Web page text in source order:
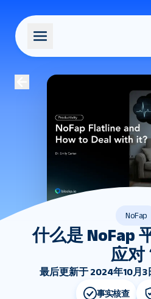
NoFap
什么是 NoFap
应对
最后更新于 2024年10月3
事实核查